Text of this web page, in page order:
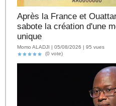
Après la France et
sabote la création d'une
unique
Momo ALADJI | 05/08/2026 | 95 vues
(0 vote)